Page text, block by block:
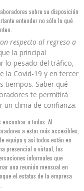
sobre su disposición
entender no sólo lo qué
respecto al regreso a
la principal
lo pesado del tráfico,
la Covid-19 y en tercer
tiempos. Saber qué
te permitirá
un clima de confianza.
a todos. Al
a estar más accesibles,
equipo y así todos están en
presencial o virtual, los
informales que
una reunión mensual en
el estatus de la empresa